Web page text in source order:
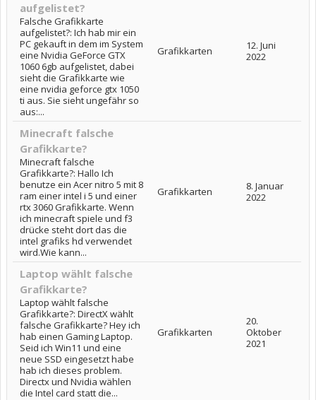
aufgelistet?
Falsche Grafikkarte
aufgelistet?: Ich hab mir ein
PC gekauft in dem im System
eine Nvidia GeForce GTX
1060 6gb aufgelistet, dabei
sieht die Grafikkarte wie
eine nvidia geforce gtx 1050
ti aus. Sie sieht ungefähr so
aus:...
Grafikkarten
12. Juni
2022
Minecraft falsche
Grafikkarte?
Minecraft falsche
Grafikkarte?: Hallo Ich
benutze ein Acer nitro 5 mit 8
ram einer intel i 5 und einer
rtx 3060 Grafikkarte. Wenn
ich minecraft spiele und f3
drücke steht dort das die
intel grafiks hd verwendet
wird.Wie kann...
Grafikkarten
8. Januar
2022
Laptop wählt falsche
Grafikkarte?
Laptop wählt falsche
Grafikkarte?: DirectX wählt
falsche Grafikkarte? Hey ich
hab einen Gaming Laptop.
Seid ich Win11 und eine
neue SSD eingesetzt habe
hab ich dieses problem.
Directx und Nvidia wählen
die Intel card statt die...
Grafikkarten
20.
Oktober
2021